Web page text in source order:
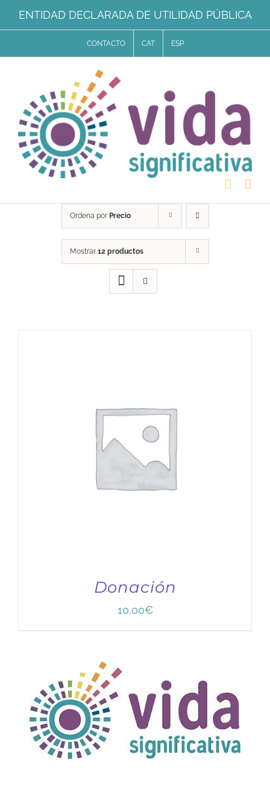
Saltar
al
ENTIDAD DECLARADA DE UTILIDAD PÚBLICA
CONTACTO CAT ESP
Ordena por Precio
Mostrar 12 productos
Donación
10,00€